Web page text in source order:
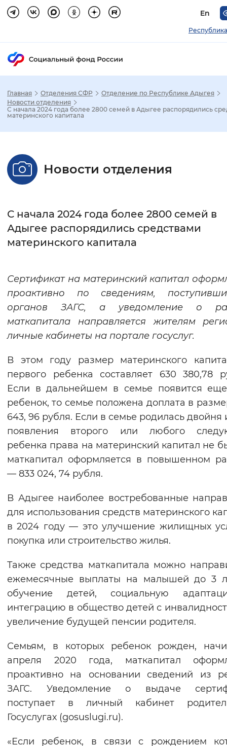
En
Стандартный Увеличенный
Без засечек С засечками
Интервал между буквами
Цвет сайта
Монохромный Инверсивный
Синий фон
Изображения
Включены Выключены
Звуковой ассистент
Воспроизвести Остановить
Вернуть стандартные настройки
Главная Отделения СФР
Отделение по Республике Адыгея
Новости отделения
С начала 2024 года более 2800 семей в Адыгее распорядились
материнского капитала
Новости отделения
С начала 2024 года более 2800 семей в
Адыгее распорядились средствами
материнского капитала
Сертификат на материнский капитал
проактивно по сведениям,
органов ЗАГС, а уведомление о
маткапитала направляется жителям
личные кабинеты на портале госуслуг.
В этом году размер материнского
первого ребенка составляет 630 380,78
Если в дальнейшем в семье появится
ребенок, то семье положена доплата в
643, 96 рубля. Если в семье родилась двойня
появления второго или любого
ребенка права на материнский капитал не
маткапитал оформляется в повышенном
— 833 024, 74 рубля.
В Адыгее наиболее востребованные
для использования средств материнского
в 2024 году — это улучшение жилищных
покупка или строительство жилья.
Также средства маткапитала можно
ежемесячные выплаты на малышей до 3
обучение детей, социальную
интеграцию в общество детей с
увеличение будущей пенсии родителя.
Семьям, в которых ребенок рожден,
апреля 2020 года, маткапитал
проактивно на основании сведений из
ЗАГС. Уведомление о выдаче
поступает в личный кабинет
Госуслугах (gosuslugi.ru).
«Если ребенок, в связи с рождением